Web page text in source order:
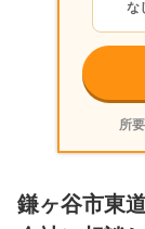
千葉県鎌ヶ谷
更地
マイスタイル株
な
所
鎌ヶ谷市東